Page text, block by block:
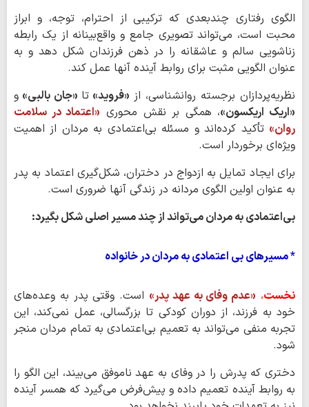
الگوی رفتاری چندبعدی که ترکیبی از احترام، توجه، و ابراز
محبت است، می‌تواند تصویری جامع و واقع‌بینانه از یک رابطه
زناشویی سالم و عاشقانه را در ذهن فرزندان شکل دهد و به
عنوان الگویی مثبت برای روابط آینده آنها عمل کند.
نظریه‌پردازان برجسته روانشناسی، از «فروید»تا «جان بالبی» و
«اریک اریکسون»، همگی بر نقش محوری «اعتماد در سلامت
روان» تأکید کرده‌اند و مسئله بی‌اعتمادی به مردان از اهمیت
ویژه‌ای برخوردار است.
برای ایجاد تمایل به ازدواج در دختران، شکل‌گیری اعتماد به پدر
به عنوان اولین الگوی مردانه در زندگی آنها ضروری است.
بی‌اعتمادی به مردان می‌تواند از چند مسیر اصلی شکل بگیرد:
* مسیرهای بی اعتمادی به مردان در خانواده
نخست، «عدم وفای به عهد پدر» است. وقتی پدر به وعده‌های
خود به فرزند، از دوران کودکی تا بزرگسالی، عمل نمی‌کند، این
تجربه منفی می‌تواند به تعمیم بی‌اعتمادی به تمام مردان منجر
شود.
دختری که پدرش را در وفای به عهد ناموفق می‌بیند، این الگو را
به روابط آینده تعمیم داده و پیش‌فرض می‌گیرد که همسر آینده